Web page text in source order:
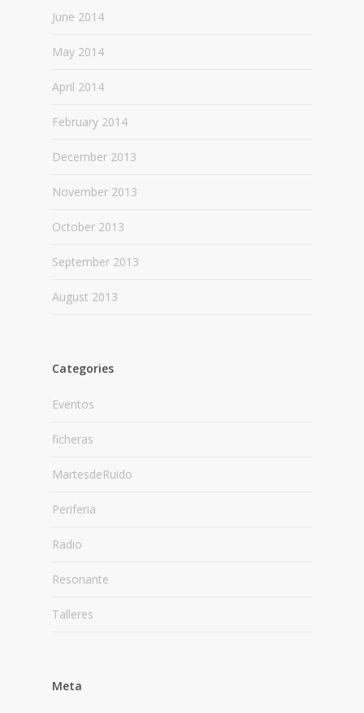
June 2014
May 2014
April 2014
February 2014
December 2013
November 2013
October 2013
September 2013
August 2013
Categories
Eventos
ficheras
MartesdeRuido
Periferia
Radio
Resonante
Talleres
Meta